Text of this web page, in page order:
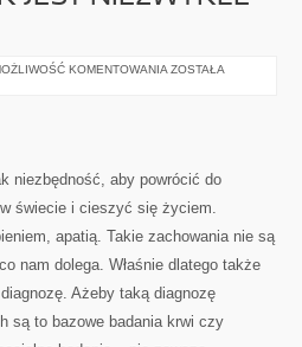
KOMENTOWANIA POWSZECHNOŚĆ
ZOSTAŁA
niezbędność, aby powrócić do
świecie i cieszyć się życiem.
apatią. Takie zachowania nie są
nam dolega. Właśnie dlatego także
Ażeby taką diagnozę
są to bazowe badania krwi czy